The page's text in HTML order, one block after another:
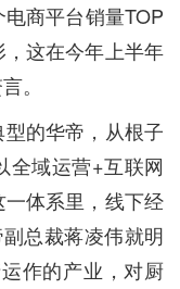
商平台销量TOP
这在今年上半年
。
的华帝，从根子
全域运营+互联网
体系里，线下经
总裁蒋凌伟就明
作的产业，对厨